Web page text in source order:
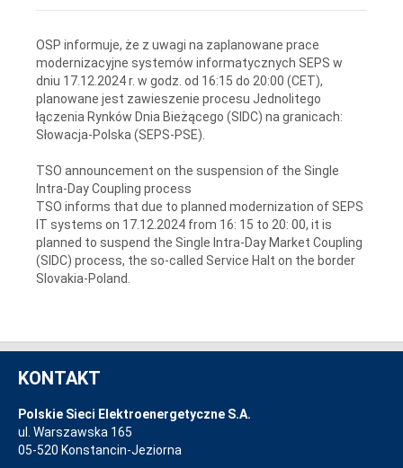
OSP informuje, że z uwagi na zaplanowane prace
modernizacyjne systemów informatycznych SEPS w
dniu 17.12.2024 r. w godz. od 16:15 do 20:00 (CET),
planowane jest zawieszenie procesu Jednolitego
łączenia Rynków Dnia Bieżącego (SIDC) na granicach:
Słowacja-Polska (SEPS-PSE).
TSO announcement on the suspension of the Single
Intra-Day Coupling process
TSO informs that due to planned modernization of SEPS
IT systems on 17.12.2024 from 16: 15 to 20: 00, it is
planned to suspend the Single Intra-Day Market Coupling
(SIDC) process, the so-called Service Halt on the border
Slovakia-Poland.
KONTAKT
Polskie Sieci Elektroenergetyczne S.A.
ul. Warszawska 165
05-520 Konstancin-Jeziorna